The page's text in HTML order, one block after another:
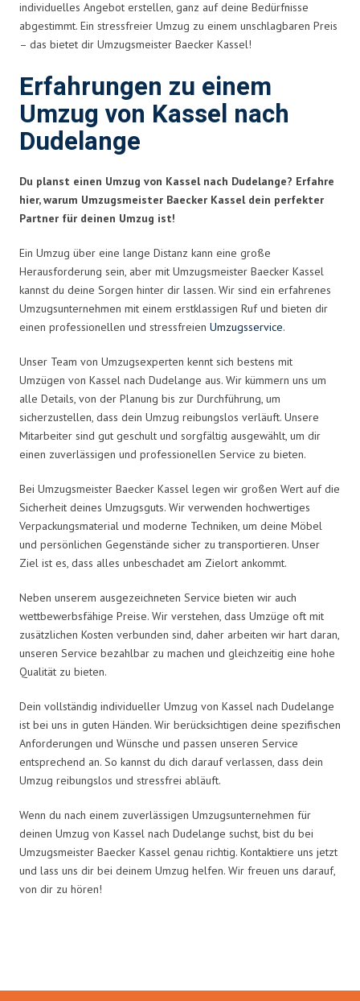
individuelles Angebot erstellen, ganz auf deine Bedürfnisse
abgestimmt. Ein stressfreier Umzug zu einem unschlagbaren Preis
– das bietet dir Umzugsmeister Baecker Kassel!
Erfahrungen zu einem
Umzug von Kassel nach
Dudelange
Du planst einen Umzug von Kassel nach Dudelange? Erfahre
hier, warum Umzugsmeister Baecker Kassel dein perfekter
Partner für deinen Umzug ist!
Ein Umzug über eine lange Distanz kann eine große
Herausforderung sein, aber mit Umzugsmeister Baecker Kassel
kannst du deine Sorgen hinter dir lassen. Wir sind ein erfahrenes
Umzugsunternehmen mit einem erstklassigen Ruf und bieten dir
einen professionellen und stressfreien Umzugsservice.
Unser Team von Umzugsexperten kennt sich bestens mit
Umzügen von Kassel nach Dudelange aus. Wir kümmern uns um
alle Details, von der Planung bis zur Durchführung, um
sicherzustellen, dass dein Umzug reibungslos verläuft. Unsere
Mitarbeiter sind gut geschult und sorgfältig ausgewählt, um dir
einen zuverlässigen und professionellen Service zu bieten.
Bei Umzugsmeister Baecker Kassel legen wir großen Wert auf die
Sicherheit deines Umzugsguts. Wir verwenden hochwertiges
Verpackungsmaterial und moderne Techniken, um deine Möbel
und persönlichen Gegenstände sicher zu transportieren. Unser
Ziel ist es, dass alles unbeschadet am Zielort ankommt.
Neben unserem ausgezeichneten Service bieten wir auch
wettbewerbsfähige Preise. Wir verstehen, dass Umzüge oft mit
zusätzlichen Kosten verbunden sind, daher arbeiten wir hart daran,
unseren Service bezahlbar zu machen und gleichzeitig eine hohe
Qualität zu bieten.
Dein vollständig individueller Umzug von Kassel nach Dudelange
ist bei uns in guten Händen. Wir berücksichtigen deine spezifischen
Anforderungen und Wünsche und passen unseren Service
entsprechend an. So kannst du dich darauf verlassen, dass dein
Umzug reibungslos und stressfrei abläuft.
Wenn du nach einem zuverlässigen Umzugsunternehmen für
deinen Umzug von Kassel nach Dudelange suchst, bist du bei
Umzugsmeister Baecker Kassel genau richtig. Kontaktiere uns jetzt
und lass uns dir bei deinem Umzug helfen. Wir freuen uns darauf,
von dir zu hören!